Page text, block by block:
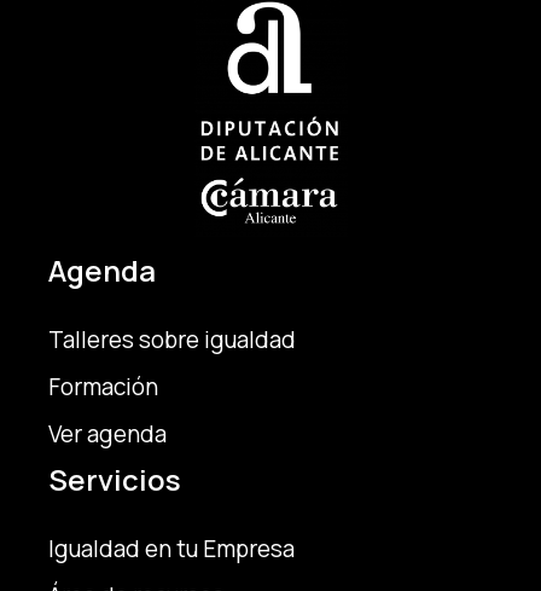
Servicios
Igualdad en tu Empresa
Agenda
Talleres sobre igualdad
Formación
Ver agenda